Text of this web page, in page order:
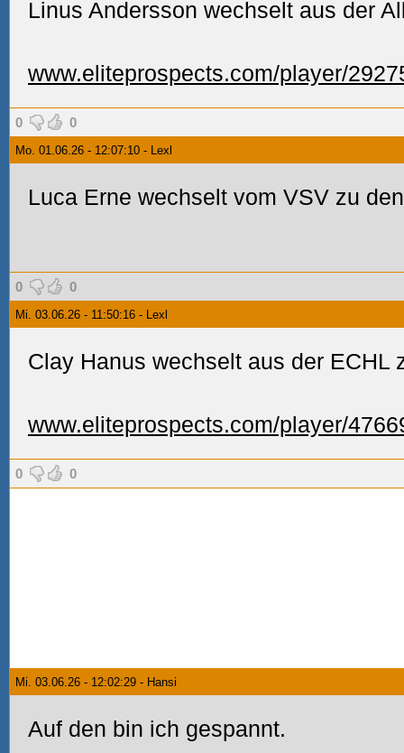
Linus Andersson wechselt aus der
www.eliteprospects.com/player/
0 0
Mo. 01.06.26 - 12:07:10 - Lexl
Luca Erne wechselt vom VSV zu
0 0
Mi. 03.06.26 - 11:50:16 - Lexl
Clay Hanus wechselt aus der ECHL
www.eliteprospects.com/player/
0 0
Mi. 03.06.26 - 12:02:29 - Hansi
Auf den bin ich gespannt.